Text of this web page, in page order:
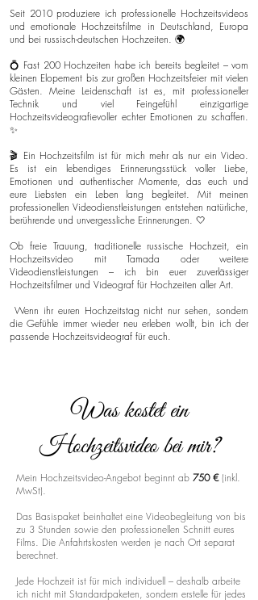
Seit 2010 produziere ich professionelle Hochzeitsvideos
und emotionale Hochzeitsfilme in Deutschland, Europa
und bei russisch-deutschen Hochzeiten. 🌍
💍 Fast 200 Hochzeiten habe ich bereits begleitet – vom
kleinen Elopement bis zur großen Hochzeitsfeier mit vielen
Gästen. Meine Leidenschaft ist es, mit professioneller
Technik und viel Feingefühl einzigartige
Hochzeitsvideografievoller echter Emotionen zu schaffen.
✨
🎬 Ein Hochzeitsfilm ist für mich mehr als nur ein Video.
Es ist ein lebendiges Erinnerungsstück voller Liebe,
Emotionen und authentischer Momente, das euch und
eure Liebsten ein Leben lang begleitet. Mit meinen
professionellen Videodienstleistungen entstehen natürliche,
berührende und unvergessliche Erinnerungen. 🤍
Ob freie Trauung, traditionelle russische Hochzeit, ein
Hochzeitsvideo mit Tamada oder weitere
Videodienstleistungen – ich bin euer zuverlässiger
Hochzeitsfilmer und Videograf für Hochzeiten aller Art.
Wenn ihr euren Hochzeitstag nicht nur sehen, sondern
die Gefühle immer wieder neu erleben wollt, bin ich der
passende Hochzeitsvideograf für euch.
Was kostet ein
Hochzeitsvideo bei mir?
Mein Hochzeitsvideo-Angebot beginnt ab 750 € (inkl.
MwSt).
Das Basispaket beinhaltet eine Videobegleitung von bis
zu 3 Stunden sowie den professionellen Schnitt eures
Films. Die Anfahrtskosten werden je nach Ort separat
berechnet.
Jede Hochzeit ist für mich individuell – deshalb arbeite
ich nicht mit Standardpaketen, sondern erstelle für jedes